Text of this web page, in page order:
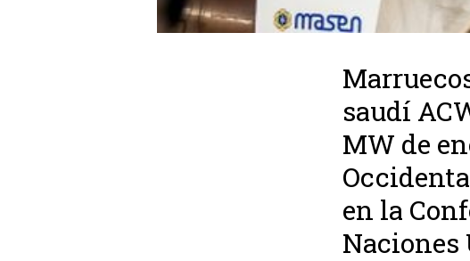
saudí
MW de
en la
Naciones